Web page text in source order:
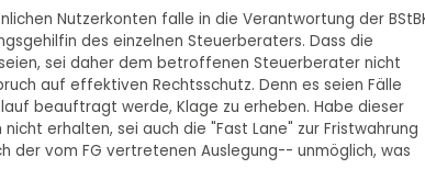
Nutzerkonten falle in die Verantwortung der
des einzelnen Steuerberaters. Dass die
sei daher dem betroffenen Steuerberater nicht
auf effektiven Rechtsschutz. Denn es seien Fälle
beauftragt werde, Klage zu erheben. Habe dieser
erhalten, sei auch die "Fast Lane" zur Fristwahrung
der vom FG vertretenen Auslegung-- unmöglich, was